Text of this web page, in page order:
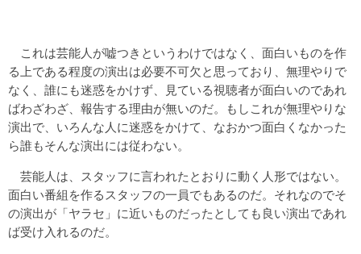
これは芸能人が嘘つきというわけではなく、面白いものを作
る上である程度の演出は必要不可欠と思っており、無理やりで
なく、誰にも迷惑をかけず、見ている視聴者が面白いのであれ
ばわざわざ、報告する理由が無いのだ。もしこれが無理やりな
演出で、いろんな人に迷惑をかけて、なおかつ面白くなかった
ら誰もそんな演出には従わない。
芸能人は、スタッフに言われたとおりに動く人形ではない。
面白い番組を作るスタッフの一員でもあるのだ。それなのでそ
の演出が「ヤラセ」に近いものだったとしても良い演出であれ
ば受け入れるのだ。